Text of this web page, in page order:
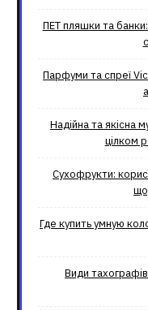
ПЕТ пляшки та
Парфуми та спреї
Надійна та якісна
цілком
Сухофрукти:
Где купить умную
Види